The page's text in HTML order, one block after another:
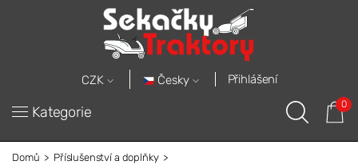
CZK Česky Přihlášení
Kategorie 0
Domů
Příslušenství a doplňky